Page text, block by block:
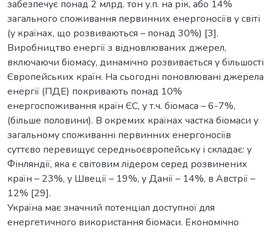
забезпечує понад 2 млрд. тон у.п. на рік, або 14%
загального споживання первинних енергоносіїв у світі
(у країнах, що розвиваються – понад 30%) [3].
Виробництво енергії з відновлюваних джерел,
включаючи біомасу, динамічно розвивається у більшості
Європейських країн. На сьогодні поновлювані джерела
енергії (ПДЕ) покривають понад 10%
енергоспоживання країн ЄС, у т.ч. біомаса – 6-7%,
(більше половини). В окремих країнах частка біомаси у
загальному споживанні первинних енергоносіїв
суттєво перевищує середньоєвропейську і складає: у
Фінляндії, яка є світовим лідером серед розвинених
країн – 23%, у Швеції – 19%, у Данії – 14%, в Австрії –
12% [29].
Україна має значний потенціал доступної для
енергетичного використання біомаси. Економічно